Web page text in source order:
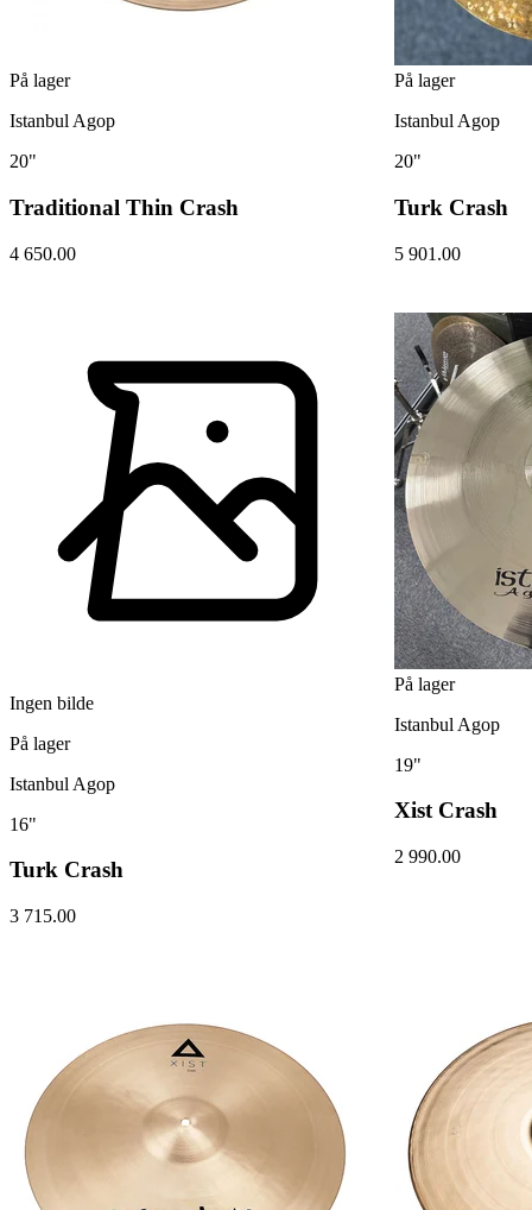
På lager
Istanbul Agop
20"
Traditional Thin Crash
4 650.00
På lager
Istanbul Agop
20"
Turk Crash
5 901.00
Ingen bilde
På lager
Istanbul Agop
16"
Turk Crash
3 715.00
På lager
Istanbul Agop
19"
Xist Crash
2 990.00